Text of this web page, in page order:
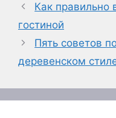
Как правильно
гостиной
Пять советов
деревенском